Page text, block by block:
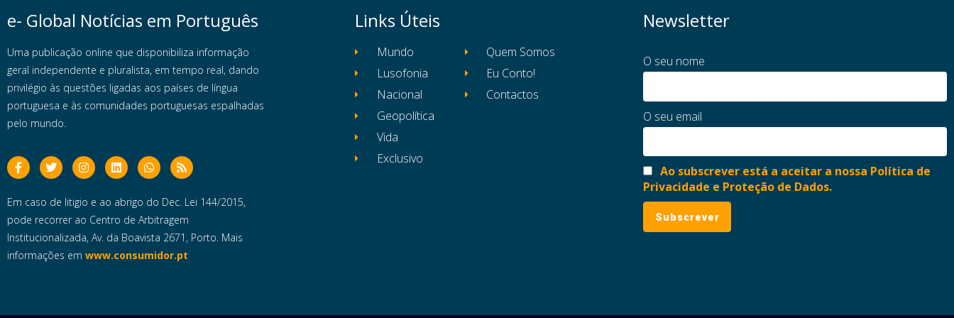
e- Global Notícias em Português
Uma publicação online que disponibiliza informação
geral independente e pluralista, em tempo real, dando
privilégio às questões ligadas aos países de língua
portuguesa e às comunidades portuguesas espalhadas
pelo mundo.
Em caso de litigio e ao abrigo do Dec. Lei 144/2015,
pode recorrer ao Centro de Arbitragem
Institucionalizada, Av. da Boavista 2671, Porto. Mais
informações em www.consumidor.pt
Links Úteis
Mundo
Lusofonia
Nacional
Geopolítica
Vida
Exclusivo
Quem Somos
Eu Conto!
Contactos
Newsletter
O seu nome
O seu email
Ao subscrever está a aceitar a nossa Política de
Privacidade e Proteção de Dados.